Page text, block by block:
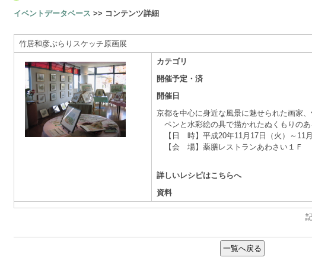
イベントデータベース >> コンテンツ詳細
竹居和彦ぶらりスケッチ原画展
カテゴリ
開催予定・済
開催日
京都を中心に身近な風景に魅せられた画家
ペンと水彩絵の具で描かれたぬくもりのあ
【日 時】平成20年11月17日（火）～11
【会 場】薬膳レストランあわさい１Ｆ
詳しいレシピはこちらへ
資料